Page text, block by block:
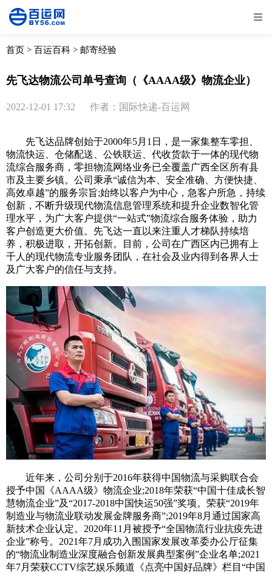
全部 物流资讯
取消 确定
首页 > 百运百科 > 邮寄经验
先飞达物流公司单号查询（《AAAA级》物流企业）
2022-12-01 17:32 作者：国际快递-百运网
先飞达品牌创始于2000年5月1日，是一家集整车零担、
物流快运、仓储配送、公铁联运、代收货款于一体的现代物
流综合服务商，零担物流网络业务已全覆盖广西全区所有县
市及主要乡镇。公司秉承“诚信为本、安全准确、方便快捷、
高效卓越”的服务宗旨;始终以客户为中心，急客户所急，持续
创新，不断升级现代物流信息管理系统和提升企业数智化管
理水平，为广大客户提供“一站式”物流综合服务体验，助力
客户创造更大价值。先飞达一直以来注重人才梯队持续培
养，积极进取，开拓创新。目前，公司在广西区内已拥有上
千人的现代物流专业服务团队，在社会及业内得到各界人士
及广大客户的信任与支持。
近年来，公司分别于2016年获得中国物流与采购联合会
授予中国《AAAA级》物流企业;2018年荣获“中国十佳成长智
慧物流企业”及“2017-2018中国快运50强”奖项。荣获“2019年
制造业与物流业联动发展金牌服务商”;2019年8月通过国家高
新技术企业认定。2020年11月被授予“全国物流行业抗疫先进
企业”称号。2021年7月成功入围国家发展改革委办公厅征集
的“物流业制造业深度融合创新发展典型案例”企业名单;2021
年7月荣获CCTV综艺娱乐频道《点亮中国好品牌》栏目“中国